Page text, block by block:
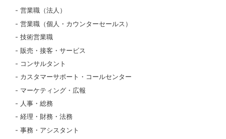
営業職（法人）
営業職（個人・カウンターセールス）
技術営業職
販売・接客・サービス
コンサルタント
カスタマーサポート・コールセンター
マーケティング・広報
人事・総務
経理・財務・法務
事務・アシスタント